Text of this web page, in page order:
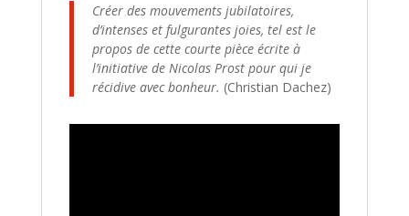
Créer des mouvements jubilatoires,
d’intenses et fulgurantes joies, tel est le
propos de cette courte pièce écrite à
l’initiative de Nicolas Prost pour qui je
récidive avec bonheur. (Christian Dachez)